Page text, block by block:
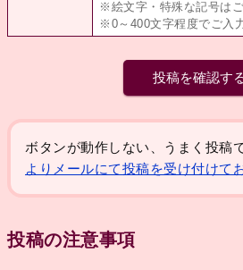
※絵文字・特殊な記号は
※0～400文字程度でご入
ボタンが動作しない、うまく投稿
よりメールにて投稿を受け付けて
投稿の注意事項